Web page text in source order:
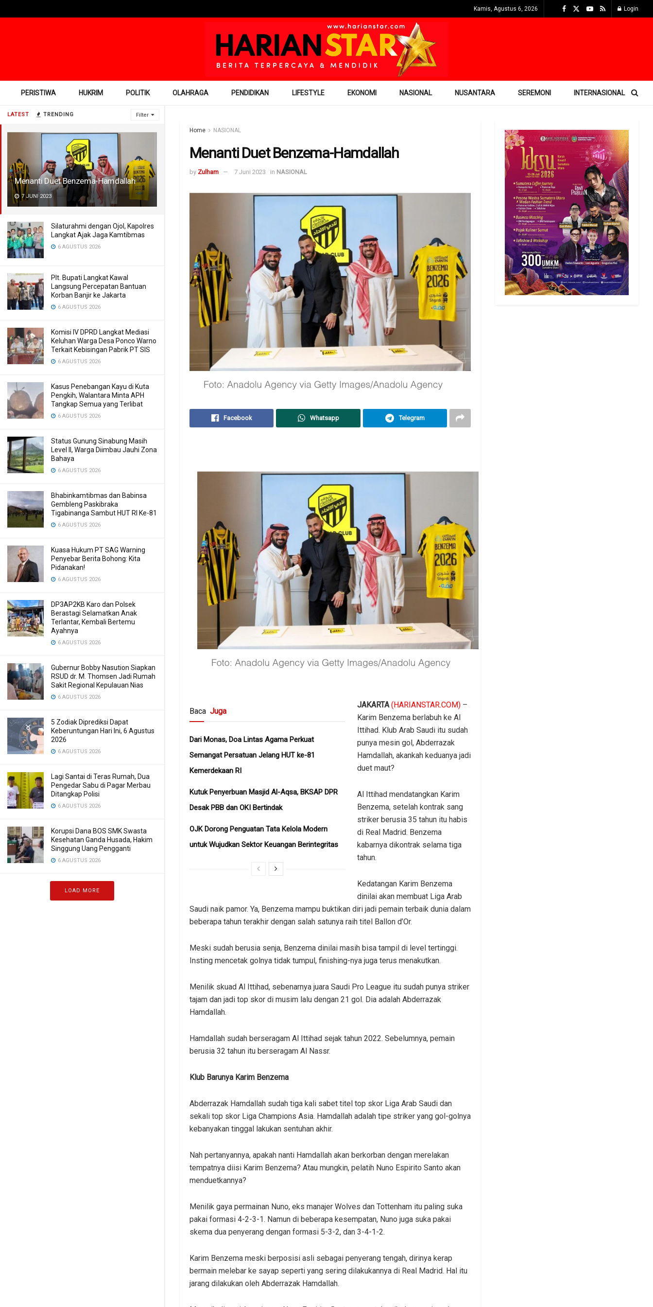
LATEST TRENDING Filter
Menanti Duet Benzema-Hamdallah
7 JUNI 2023
Silaturahmi dengan Ojol, Kapolres
Langkat Ajak Jaga Kamtibmas
6 AGUSTUS 2026
Plt. Bupati Langkat Kawal
Langsung Percepatan Bantuan
Korban Banjir ke Jakarta
6 AGUSTUS 2026
Komisi IV DPRD Langkat Mediasi
Keluhan Warga Desa Ponco Warno
Terkait Kebisingan Pabrik PT SIS
6 AGUSTUS 2026
Kasus Penebangan Kayu di Kuta
Pengkih, Walantara Minta APH
Tangkap Semua yang Terlibat
6 AGUSTUS 2026
Status Gunung Sinabung Masih
Level II, Warga Diimbau Jauhi Zona
Bahaya
6 AGUSTUS 2026
Bhabinkamtibmas dan Babinsa
Gembleng Paskibraka
Tigabinanga Sambut HUT RI Ke-81
6 AGUSTUS 2026
Kuasa Hukum PT SAG Warning
Penyebar Berita Bohong: Kita
Pidanakan!
6 AGUSTUS 2026
DP3AP2KB Karo dan Polsek
Berastagi Selamatkan Anak
Terlantar, Kembali Bertemu
Ayahnya
6 AGUSTUS 2026
Gubernur Bobby Nasution Siapkan
RSUD dr. M. Thomsen Jadi Rumah
Sakit Regional Kepulauan Nias
6 AGUSTUS 2026
5 Zodiak Diprediksi Dapat
Keberuntungan Hari Ini, 6 Agustus
2026
6 AGUSTUS 2026
Lagi Santai di Teras Rumah, Dua
Pengedar Sabu di Pagar Merbau
Ditangkap Polisi
6 AGUSTUS 2026
Korupsi Dana BOS SMK Swasta
Kesehatan Ganda Husada, Hakim
Singgung Uang Pengganti
6 AGUSTUS 2026
LOAD MORE
Kamis, Agustus 6, 2026 Login
PERISTIWA HUKRIM POLITIK OLAHRAGA PENDIDIKAN LIFESTYLE EKONOMI NASIONAL NUSANTARA SEREMONI INTERNASIONAL
Home NASIONAL
Menanti Duet Benzema-Hamdallah
by Zulham 7 Juni 2023 in NASIONAL
Facebook Whatsapp Telegram
Baca Juga
Dari Monas, Doa Lintas Agama Perkuat
Semangat Persatuan Jelang HUT ke-81
Kemerdekaan RI
Kutuk Penyerbuan Masjid Al-Aqsa, BKSAP DPR
Desak PBB dan OKI Bertindak
OJK Dorong Penguatan Tata Kelola Modern
untuk Wujudkan Sektor Keuangan Berintegritas
JAKARTA (HARIANSTAR.COM) –
Karim Benzema berlabuh ke Al
Ittihad. Klub Arab Saudi itu sudah
punya mesin gol, Abderrazak
Hamdallah, akankah keduanya jadi
duet maut?
Al Ittihad mendatangkan Karim
Benzema, setelah kontrak sang
striker berusia 35 tahun itu habis
di Real Madrid. Benzema
kabarnya dikontrak selama tiga
tahun.
Kedatangan Karim Benzema
dinilai akan membuat Liga Arab
Saudi naik pamor. Ya, Benzema mampu buktikan diri jadi pemain terbaik dunia dalam
beberapa tahun terakhir dengan salah satunya raih titel Ballon d’Or.
Meski sudah berusia senja, Benzema dinilai masih bisa tampil di level tertinggi.
Insting mencetak golnya tidak tumpul, finishing-nya juga terus menakutkan.
Menilik skuad Al Ittihad, sebenarnya juara Saudi Pro League itu sudah punya striker
tajam dan jadi top skor di musim lalu dengan 21 gol. Dia adalah Abderrazak
Hamdallah.
Hamdallah sudah berseragam Al Ittihad sejak tahun 2022. Sebelumnya, pemain
berusia 32 tahun itu berseragam Al Nassr.
Klub Barunya Karim Benzema
Abderrazak Hamdallah sudah tiga kali sabet titel top skor Liga Arab Saudi dan
sekali top skor Liga Champions Asia. Hamdallah adalah tipe striker yang gol-golnya
kebanyakan tinggal lakukan sentuhan akhir.
Nah pertanyannya, apakah nanti Hamdallah akan berkorban dengan merelakan
tempatnya diisi Karim Benzema? Atau mungkin, pelatih Nuno Espirito Santo akan
menduetkannya?
Menilik gaya permainan Nuno, eks manajer Wolves dan Tottenham itu paling suka
pakai formasi 4-2-3-1. Namun di beberapa kesempatan, Nuno juga suka pakai
skema dua penyerang dengan formasi 5-3-2, dan 3-4-1-2.
Karim Benzema meski berposisi asli sebagai penyerang tengah, dirinya kerap
bermain melebar ke sayap seperti yang sering dilakukannya di Real Madrid. Hal itu
jarang dilakukan oleh Abderrazak Hamdallah.